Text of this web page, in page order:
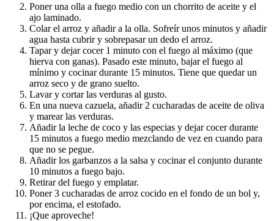
Poner una olla a fuego medio con un chorrito de aceite y el
ajo laminado.
Colar el arroz y añadir a la olla. Sofreír unos minutos y añadir
agua hasta cubrir y sobrepasar un dedo el arroz.
Tapar y dejar cocer 1 minuto con el fuego al máximo (que
hierva con ganas). Pasado este minuto, bajar el fuego al
mínimo y cocinar durante 15 minutos. Tiene que quedar un
arroz seco y de grano suelto.
Lavar y cortar las verduras al gusto.
En una nueva cazuela, añadir 2 cucharadas de aceite de oliva
y marear las verduras.
Añadir la leche de coco y las especias y dejar cocer durante
15 minutos a fuego medio mezclando de vez en cuando para
que no se pegue.
Añadir los garbanzos a la salsa y cocinar el conjunto durante
10 minutos a fuego bajo.
Retirar del fuego y emplatar.
Poner 3 cucharadas de arroz cocido en el fondo de un bol y,
por encima, el estofado.
¡Que aproveche!